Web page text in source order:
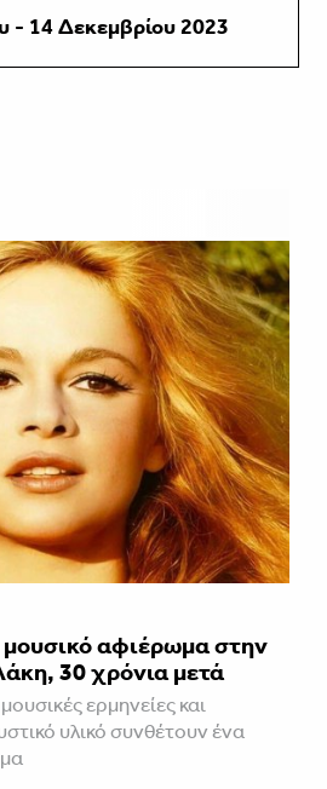
- 14 Δεκεμβρίου 2023
αφιέρωμα στην
30 χρόνια μετά
ερμηνείες και
υλικό συνθέτουν ένα